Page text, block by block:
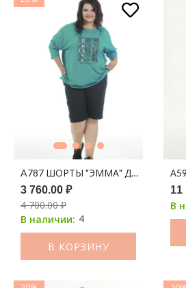
A787 ШОРТЫ "ЭММА" ДЖИНС
3 760.00 ₽
4 700.00 ₽
В наличии: 4
В КОРЗИНУ
11
В